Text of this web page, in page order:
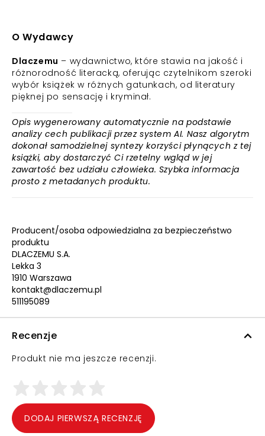
O Wydawcy
Dlaczemu – wydawnictwo, które stawia na jakość i
różnorodność literacką, oferując czytelnikom szeroki
wybór książek w różnych gatunkach, od literatury
pięknej po sensację i kryminał.
Opis wygenerowany automatycznie na podstawie
analizy cech publikacji przez system AI. Nasz algorytm
dokonał samodzielnej syntezy korzyści płynących z tej
książki, aby dostarczyć Ci rzetelny wgląd w jej
zawartość bez udziału człowieka. Szybka informacja
prosto z metadanych produktu.
Producent/osoba odpowiedzialna za bezpieczeństwo
produktu
DLACZEMU S.A.
Lekka 3
1910 Warszawa
kontakt@dlaczemu.pl
511195089
Recenzje
Produkt nie ma jeszcze recenzji.
DODAJ PIERWSZĄ RECENZJĘ